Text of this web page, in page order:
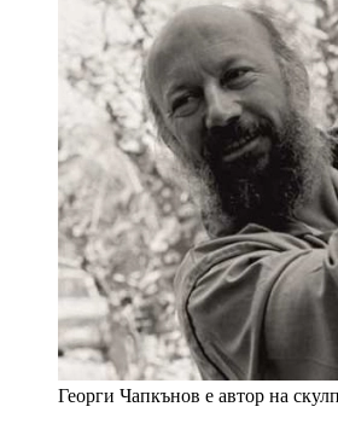
Георги Чапкънов е автор на